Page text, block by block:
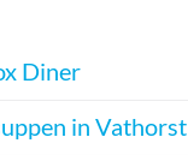
Diner
in Vathorst